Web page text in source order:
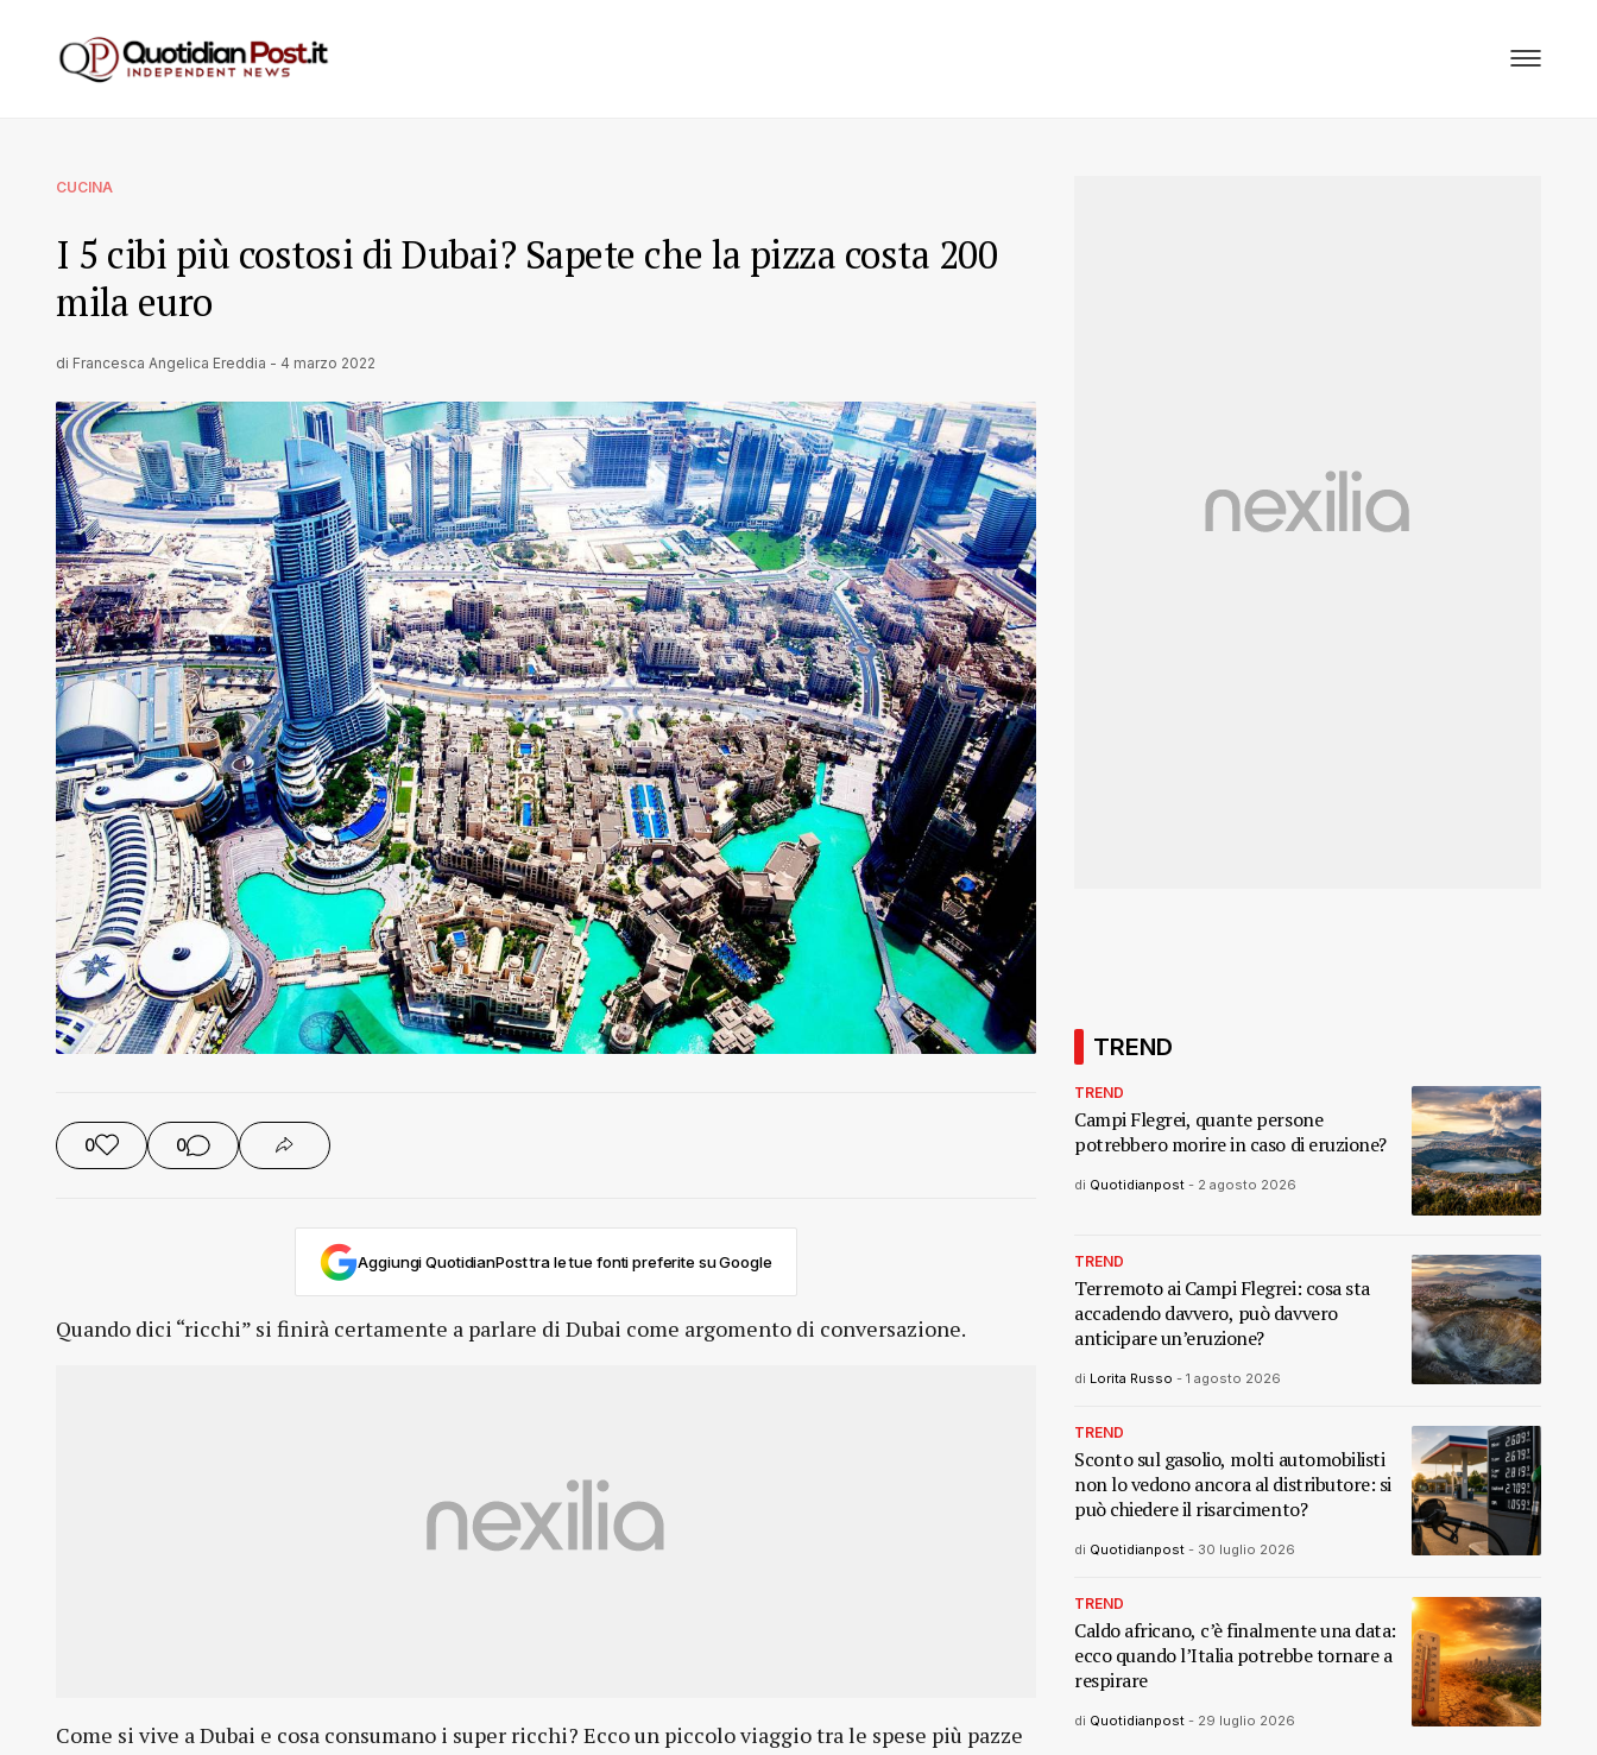
CUCINA
I 5 cibi più costosi di Dubai? Sapete che la pizza costa 200
mila euro
di Francesca Angelica Ereddia - 4 marzo 2022
0 0
Aggiungi QuotidianPost tra le tue fonti preferite su Google
Quando dici “ricchi” si finirà certamente a parlare di Dubai come argomento di conversazione.
Come si vive a Dubai e cosa consumano i super ricchi? Ecco un piccolo viaggio tra le spese più pazze
TREND
TREND
Campi Flegrei, quante persone
potrebbero morire in caso di eruzione?
di Quotidianpost - 2 agosto 2026
TREND
Terremoto ai Campi Flegrei: cosa sta
accadendo davvero, può davvero
anticipare un’eruzione?
di Lorita Russo - 1 agosto 2026
TREND
Sconto sul gasolio, molti automobilisti
non lo vedono ancora al distributore: si
può chiedere il risarcimento?
di Quotidianpost - 30 luglio 2026
TREND
Caldo africano, c’è finalmente una data:
ecco quando l’Italia potrebbe tornare a
respirare
di Quotidianpost - 29 luglio 2026